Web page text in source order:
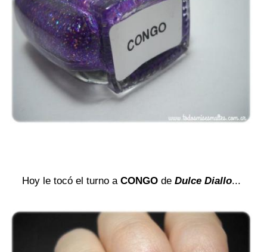
Hoy le tocó el turno a CONGOde Dulce Diallo...